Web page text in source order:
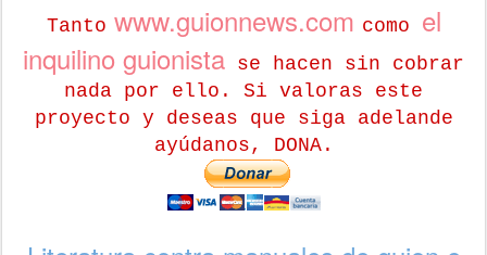
Tanto www.guionnews.com como el
inquilino guionista se hacen sin cobrar
nada por ello. Si valoras este
proyecto y deseas que siga adelande
ayúdanos, DONA.